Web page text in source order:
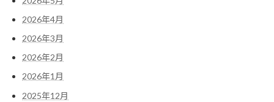
2026年4月
2026年3月
2026年2月
2026年1月
2025年12月